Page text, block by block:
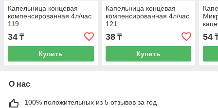
Капельница концевая
компенсированная 4л/час
119
34 ₸
Купить
Капельница концевая
компенсированная 4л/час
121
38₸
Купить
54
О нас
100% положительных из 5 отзывов за год